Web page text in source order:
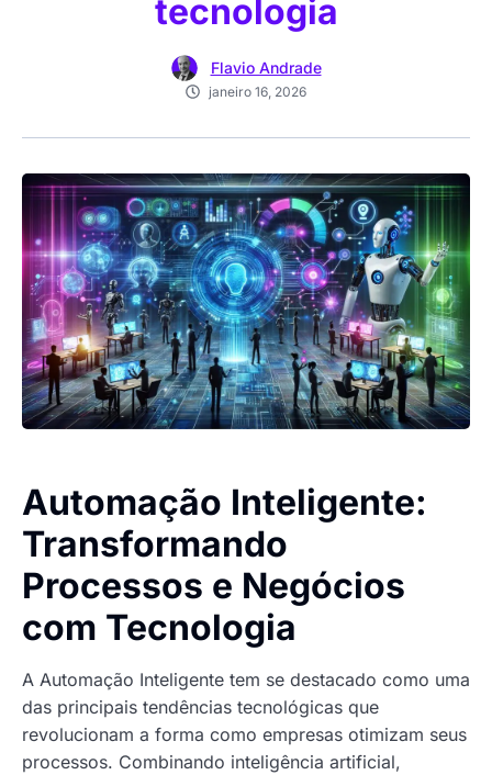
tecnologia
Flavio Andrade
janeiro 16, 2026
Automação Inteligente:
Transformando
Processos e Negócios
com Tecnologia
A Automação Inteligente tem se destacado como uma
das principais tendências tecnológicas que
revolucionam a forma como empresas otimizam seus
processos. Combinando inteligência artificial,